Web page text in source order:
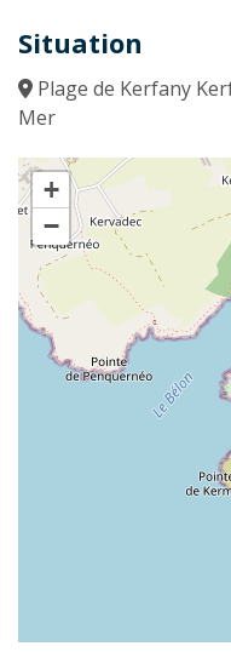
Situation
Plage de Kerfany
Mer
+
−